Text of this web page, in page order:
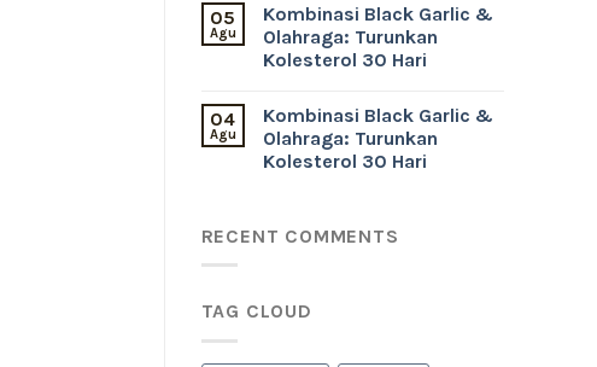
05
Agu
Kombinasi Black Garlic &
Olahraga: Turunkan
Kolesterol 30 Hari
04
Agu
Kombinasi Black Garlic &
Olahraga: Turunkan
Kolesterol 30 Hari
RECENT COMMENTS
TAG CLOUD